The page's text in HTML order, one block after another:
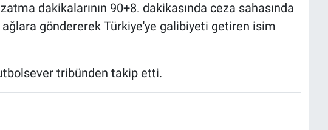
dakikalarının 90+8. dakikasında ceza sahasında
göndererek Türkiye'ye galibiyeti getiren isim
tribünden takip etti.